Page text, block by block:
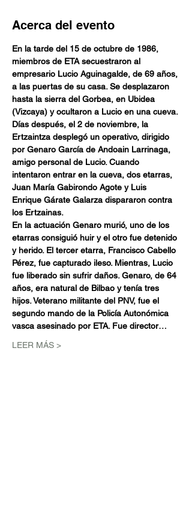
Acerca del evento
En la tarde del 15 de octubre de 1986,
miembros de ETA secuestraron al
empresario Lucio Aguinagalde, de 69 años,
a las puertas de su casa. Se desplazaron
hasta la sierra del Gorbea, en Ubidea
(Vizcaya) y ocultaron a Lucio en una cueva.
Días después, el 2 de noviembre, la
Ertzaintza desplegó un operativo, dirigido
por Genaro García de Andoain Larrinaga,
amigo personal de Lucio. Cuando
intentaron entrar en la cueva, dos etarras,
Juan María Gabirondo Agote y Luis
Enrique Gárate Galarza dispararon contra
los Ertzainas.
En la actuación Genaro murió, uno de los
etarras consiguió huir y el otro fue detenido
y herido. El tercer etarra, Francisco Cabello
Pérez, fue capturado ileso. Mientras, Lucio
fue liberado sin sufrir daños. Genaro, de 64
años, era natural de Bilbao y tenía tres
hijos. Veterano militante del PNV, fue el
segundo mando de la Policía Autonómica
vasca asesinado por ETA. Fue director…
LEER MÁS >